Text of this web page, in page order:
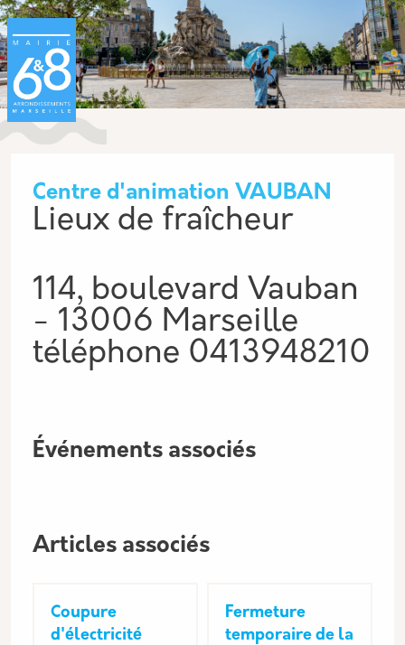
Aller au contenu principal
Centre d'animation VAUBAN
Lieux de fraîcheur
114, boulevard Vauban
- 13006 Marseille
téléphone 0413948210
Événements associés
Articles associés
Coupure
d'électricité
Fermeture
temporaire de la
Panneau de gestion des cookies